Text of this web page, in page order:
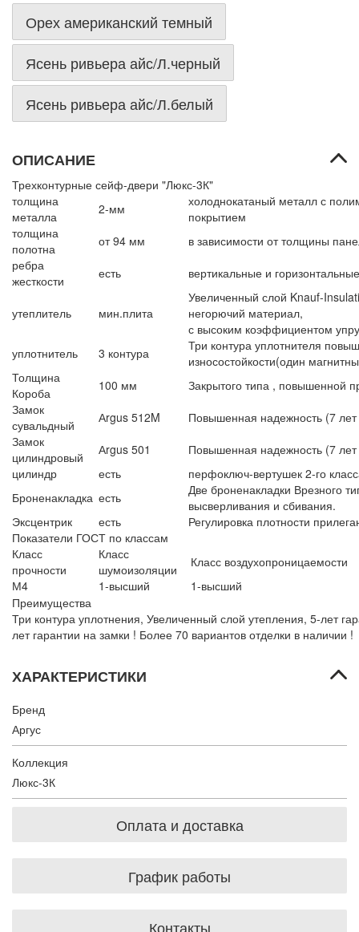
Орех американский темный
Ясень ривьера айс/Л.черный
Ясень ривьера айс/Л.белый
ОПИСАНИЕ
Трехконтурные сейф-двери "Люкс-3К"
толщина
металла
2-мм
холоднокатаный металл с
покрытием
толщина
полотна
от 94 мм
в зависимости от толщины
ребра
жесткости
есть вертикальные и
утеплитель мин.плита
Увеличенный слой Knauf-
негорючий материал,
с высоким коэффициентом
уплотнитель
3 контура
Три контура уплотнителя
износостойкости(один
Толщина
Короба
100 мм
Закрытого типа , повышенной
Замок
сувальдный
Аrgus 512M
Повышенная надежность (7 лет
Замок
цилиндровый
Аrgus 501
Повышенная надежность (7 лет
цилиндр
есть
перфоключ-вертушек 2-го
Броненакладка есть
Две броненакладки Врезного
высверливания и сбивания.
Эксцентрик
есть
Регулировка плотности
Показатели ГОСТ по классам
Класс
прочности
Класс
шумоизоляции
Класс воздухопроницаемости
М4
1-высший
1-высший
Преимущества
Три контура уплотнения, Увеличенный слой утепления, 5-лет
лет гарантии на замки ! Более 70 вариантов отделки в наличии !
ХАРАКТЕРИСТИКИ
Бренд
Аргус
Коллекция
Люкс-3К
Оплата и доставка
График работы
Контакты